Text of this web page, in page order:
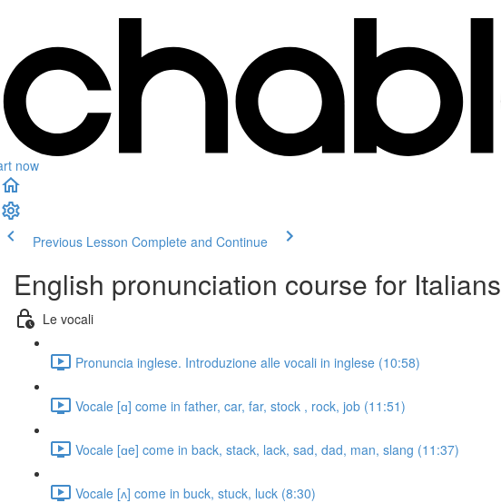
now
Previous Lesson Complete and Continue
English pronunciation course for
Le vocali
Pronuncia inglese. Introduzione alle vocali in inglese (10:58)
Vocale [ɑ] come in father, car, far, stock , rock, job (11:51)
Vocale [ɑe] come in back, stack, lack, sad, dad, man, slang (11:37)
Vocale [ʌ] come in buck, stuck, luck (8:30)